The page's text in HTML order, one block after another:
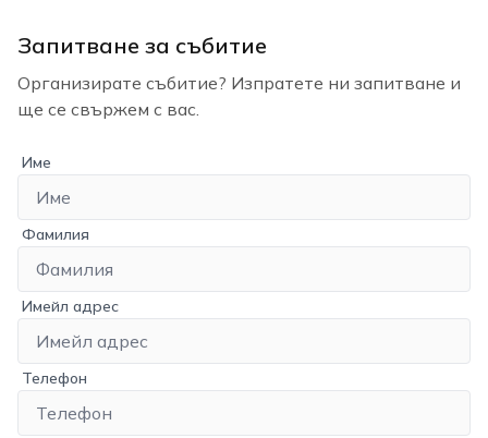
Запитване за събитие
Организирате събитие? Изпратете ни запитване и
ще се свържем с вас.
Име
Фамилия
Имейл адрес
Телефон